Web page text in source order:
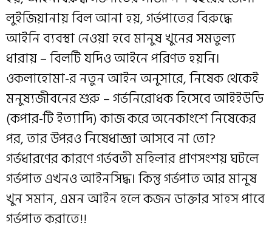
লুইজিয়ানায় বিল আনা হয়, গর্ভপাতের বিরুদ্ধে
আইনি ব্যবস্থা নেওয়া হবে মানুষ খুনের সমতুল্য
ধারায় – বিলটি যদিও আইনে পরিণত হয়নি।
ওকলাহোমা-র নতুন আইন অনুসারে, নিষেক থেকেই
মনুষ্যজীবনের শুরু – গর্ভনিরোধক হিসেবে আইইউডি
(কপার-টি ইত্যাদি) কাজ করে অনেকাংশে নিষেকের
পর, তার উপরও নিষেধাজ্ঞা আসবে না তো?
গর্ভধারণের কারণে গর্ভবতী মহিলার প্রাণসংশয় ঘটলে
গর্ভপাত এখনও আইনসিদ্ধ। কিন্তু গর্ভপাত আর মানুষ
খুন সমান, এমন আইন হলে কজন ডাক্তার সাহস পাবে
গর্ভপাত করাতে!!